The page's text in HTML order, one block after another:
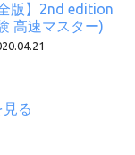
版】2nd edition
高速マスター)
る